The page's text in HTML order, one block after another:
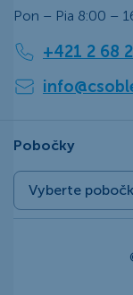
Pon – Pia 8:00 –
+421 2 68
Pobočky
Vyberte